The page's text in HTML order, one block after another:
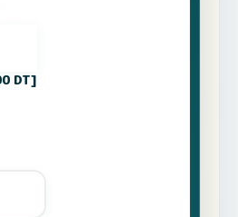
DT]